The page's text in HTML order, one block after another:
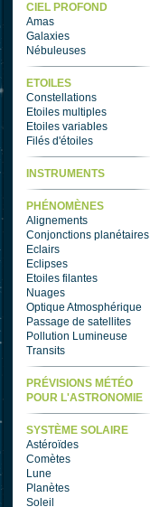
CIEL PROFOND
Amas
Galaxies
Nébuleuses
ETOILES
Constellations
Etoiles multiples
Etoiles variables
Filés d'étoiles
INSTRUMENTS
PHÉNOMÈNES
Alignements
Conjonctions planétaires
Eclairs
Eclipses
Etoiles filantes
Nuages
Optique Atmosphérique
Passage de satellites
Pollution Lumineuse
Transits
PRÉVISIONS MÉTÉO
POUR L'ASTRONOMIE
SYSTÈME SOLAIRE
Astéroïdes
Comètes
Lune
Planètes
Soleil